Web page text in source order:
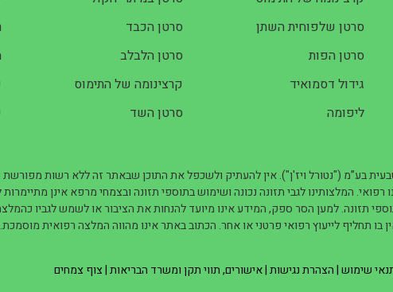
סרטן שלפוחית השתן
סרטן הפות
גידול דסמואיד
ליפומה
סרטן הכבד
סרטן הלבלב
קרצינומה של התימוס
סרטן השד
בע”מ ("נטורל ויז'ן"). אין להעתיק ולשכפל את התוכן שבאתר זה ללא רשות
המלצותינו לגבי תזונה נכונה ושימוש בתוספי תזונה ובצמחי מרפא אינן
תזונה. למען הסר ספק, המידע אינו מיועד להנחות את הציבור או לשמש לגביו
בו תחליף לייעוץ רפואי פרטני או אחר. הכתוב באתר אינו מהווה המלצה רפואית מוסמכת.
שימוש|הצהרת נגישות|אישורים, תווי תקן ומשרד הבריאות|צוף צמחים